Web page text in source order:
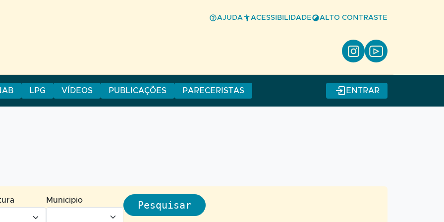
AJUDA ACESSIBILIDADE ALTO CONTRASTE
LPG VÍDEOS PUBLICAÇÕES PARECERISTAS ENTRAR
Municipio